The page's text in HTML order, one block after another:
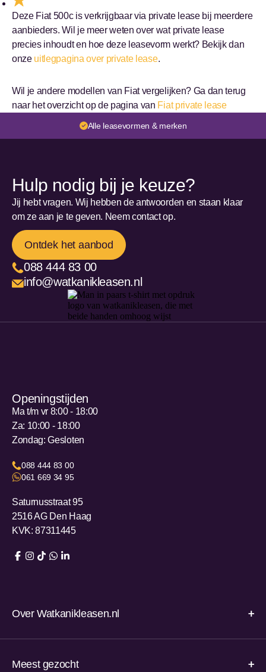
Deze Fiat 500c is verkrijgbaar via private lease bij meerdere
aanbieders. Wil je meer weten over wat private lease
precies inhoudt en hoe deze leasevorm werkt? Bekijk dan
onze uitlegpagina over private lease.
Wil je andere modellen van Fiat vergelijken? Ga dan terug
naar het overzicht op de pagina van Fiat private lease
Alle leasevormen & merken
Hulp nodig bij je keuze?
Jij hebt vragen. Wij hebben de antwoorden en staan klaar
om ze aan je te geven. Neem contact op.
Ontdek het aanbod
088 444 83 00
info@watkanikleasen.nl
Openingstijden
Ma t/m vr 8:00 - 18:00
Za: 10:00 - 18:00
Zondag: Gesloten
088 444 83 00
061 669 34 95
Saturnusstraat 95
2516 AG Den Haag
KVK: 87311445
Over Watkanikleasen.nl
Meest gezocht